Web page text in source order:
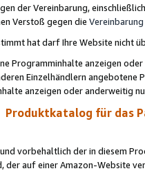
der Vereinbarung,
Verstoß gegen die Vereinbarung
hat darf Ihre Website nicht
Programminhalte anzeigen
Einzelhändlern
anzeigen oder anderweitig
Produktkatalog für das
vorbehaltlich der in diesem
der auf einer Amazon-Website